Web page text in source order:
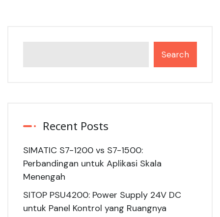
Search
Recent Posts
SIMATIC S7-1200 vs S7-1500:
Perbandingan untuk Aplikasi Skala
Menengah
SITOP PSU4200: Power Supply 24V DC
untuk Panel Kontrol yang Ruangnya